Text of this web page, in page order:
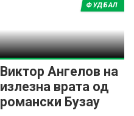
Виктор Ангелов на
излезна врата од
романски Бузау
ФУДБАЛ